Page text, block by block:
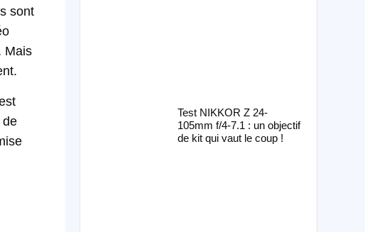
sont
Mais
de
Test NIKKOR Z 24-
105mm f/4-7.1 : un objectif
de kit qui vaut le coup !